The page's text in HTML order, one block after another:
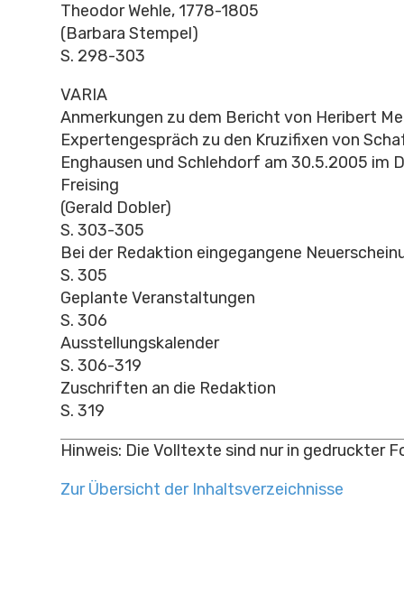
Theodor Wehle, 1778-1805
(Barbara Stempel)
S. 298-303
VARIA
Anmerkungen zu dem Bericht von Heribert
Expertengespräch zu den Kruzifixen von
Enghausen und Schlehdorf am 30.5.2005 im
Freising
(Gerald Dobler)
S. 303-305
Bei der Redaktion eingegangene
S. 305
Geplante Veranstaltungen
S. 306
Ausstellungskalender
S. 306-319
Zuschriften an die Redaktion
S. 319
Hinweis: Die Volltexte sind nur in gedruckter
Zur Übersicht der Inhaltsverzeichnisse